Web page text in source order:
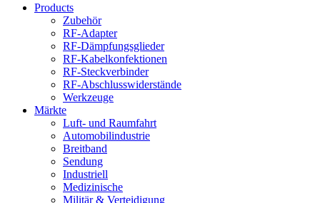
Products
Zubehör
RF-Adapter
RF-Dämpfungsglieder
RF-Kabelkonfektionen
RF-Steckverbinder
RF-Abschlusswiderstände
Werkzeuge
Märkte
Luft- und Raumfahrt
Automobilindustrie
Breitband
Sendung
Industriell
Medizinische
Militär & Verteidigung